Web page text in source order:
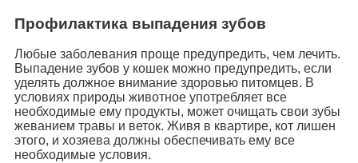
Профилактика выпадения зубов
Любые заболевания проще предупредить, чем лечить.
Выпадение зубов у кошек можно предупредить, если
уделять должное внимание здоровью питомцев. В
условиях природы животное употребляет все
необходимые ему продукты, может очищать свои зубы
жеванием травы и веток. Живя в квартире, кот лишен
этого, и хозяева должны обеспечивать ему все
необходимые условия.